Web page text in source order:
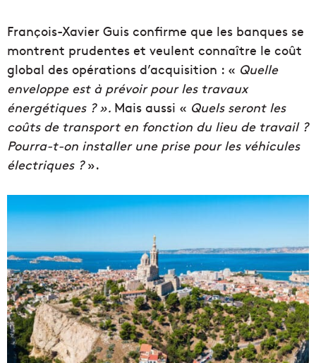
François-Xavier Guis confirme que les banques se
montrent prudentes et veulent connaître le coût
global des opérations d’acquisition : « Quelle
enveloppe est à prévoir pour les travaux
énergétiques ? ». Mais aussi « Quels seront les
coûts de transport en fonction du lieu de travail ?
Pourra-t-on installer une prise pour les véhicules
électriques ?».